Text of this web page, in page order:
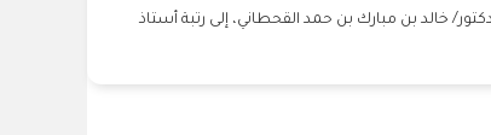
خالد بن مبارك بن حمد القحطاني، إلى رتبة أستاذ